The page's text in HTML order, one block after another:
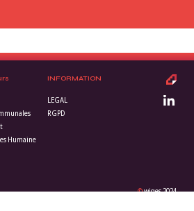
Humaine
INFORMATION
LEGAL
RGPD
©wiges 2024